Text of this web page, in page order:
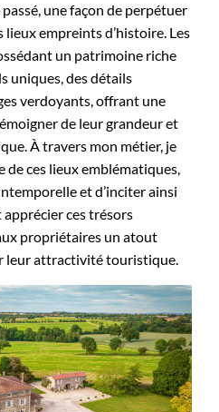
une façon de perpétuer
lieux empreints d’histoire. Les
un patrimoine riche
uniques, des détails
verdoyants, offrant une
de leur grandeur et
À travers mon métier, je
de ces lieux emblématiques,
et d’inciter ainsi
ces trésors
propriétaires un atout
leur attractivité touristique.